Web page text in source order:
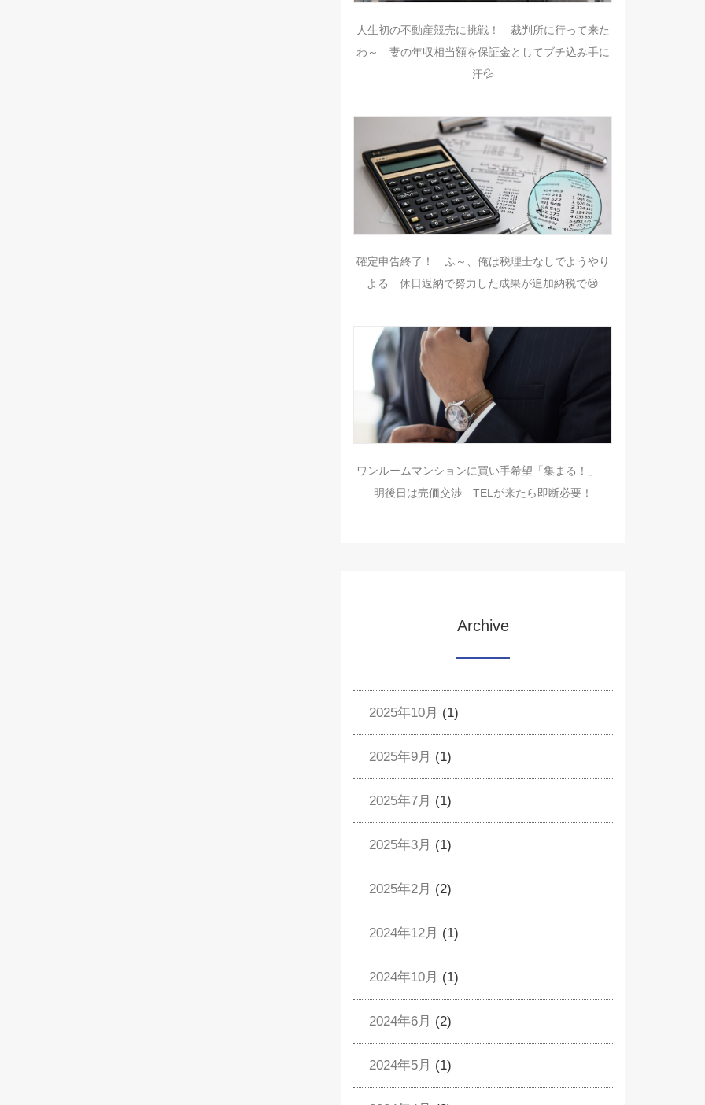
人生初の不動産競売に挑戦！ 裁判所に行って来た
わ～ 妻の年収相当額を保証金としてブチ込み手に
汗💦
確定申告終了！ ふ～、俺は税理士なしでようやり
よる 休日返納で努力した成果が追加納税で😢
ワンルームマンションに買い手希望「集まる！」
明後日は売価交渉 TELが来たら即断必要！
Archive
2025年10月 (1)
2025年9月 (1)
2025年7月 (1)
2025年3月 (1)
2025年2月 (2)
2024年12月 (1)
2024年10月 (1)
2024年6月 (2)
2024年5月 (1)